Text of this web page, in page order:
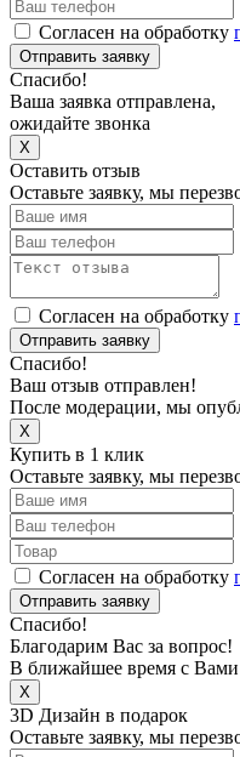
Согласен на обработку
Отправить заявку
Спасибо!
Ваша заявка отправлена,
ожидайте звонка
X
Оставить отзыв
Оставьте заявку, мы
Согласен на обработку
Отправить заявку
Спасибо!
Ваш отзыв отправлен!
После модерации, мы
X
Купить в 1 клик
Оставьте заявку, мы
Согласен на обработку
Отправить заявку
Спасибо!
Благодарим Вас за вопрос!
В ближайшее время с Вами
X
3D Дизайн в подарок
Оставьте заявку, мы